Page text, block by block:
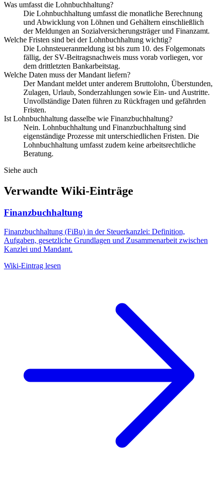
Was umfasst die Lohnbuchhaltung?
Die Lohnbuchhaltung umfasst die monatliche Berechnung
und Abwicklung von Löhnen und Gehältern einschließlich
der Meldungen an Sozialversicherungsträger und Finanzamt.
Welche Fristen sind bei der Lohnbuchhaltung wichtig?
Die Lohnsteueranmeldung ist bis zum 10. des Folgemonats
fällig, der SV-Beitragsnachweis muss vorab vorliegen, vor
dem drittletzten Bankarbeitstag.
Welche Daten muss der Mandant liefern?
Der Mandant meldet unter anderem Bruttolohn, Überstunden,
Zulagen, Urlaub, Sonderzahlungen sowie Ein- und Austritte.
Unvollständige Daten führen zu Rückfragen und gefährden
Fristen.
Ist Lohnbuchhaltung dasselbe wie Finanzbuchhaltung?
Nein. Lohnbuchhaltung und Finanzbuchhaltung sind
eigenständige Prozesse mit unterschiedlichen Fristen. Die
Lohnbuchhaltung umfasst zudem keine arbeitsrechtliche
Beratung.
Siehe auch
Verwandte Wiki-Einträge
Finanzbuchhaltung
Finanzbuchhaltung (FiBu) in der Steuerkanzlei: Definition,
Aufgaben, gesetzliche Grundlagen und Zusammenarbeit zwischen
Kanzlei und Mandant.
Wiki-Eintrag lesen